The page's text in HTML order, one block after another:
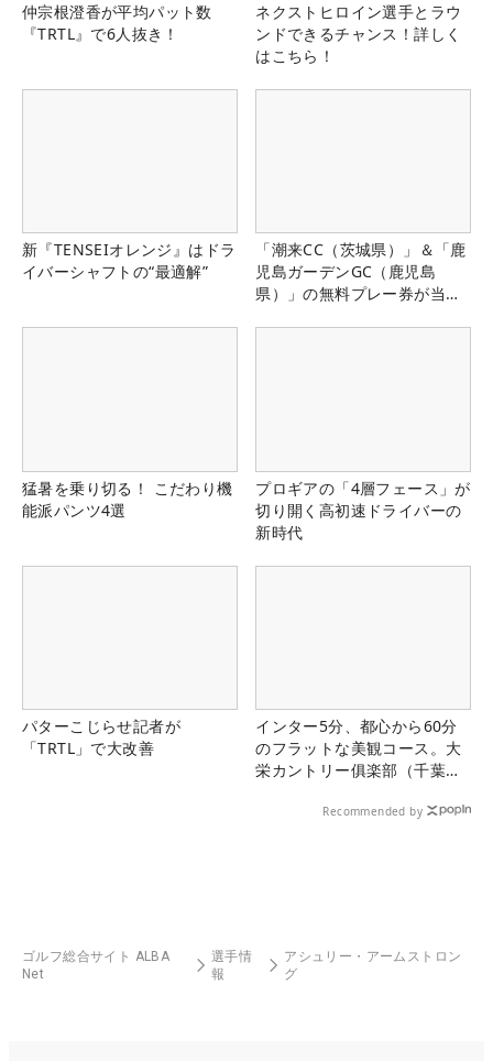
仲宗根澄香が平均パット数
『TRTL』で6人抜き！
ネクストヒロイン選手とラウ
ンドできるチャンス！詳しく
はこちら！
新『TENSEIオレンジ』はドラ
イバーシャフトの“最適解”
「潮来CC（茨城県）」＆「鹿
児島ガーデンGC（鹿児島
県）」の無料プレー券が当た
猛暑を乗り切る！ こだわり機
能派パンツ4選
プロギアの「4層フェース」が
切り開く高初速ドライバーの
新時代
パターこじらせ記者が
「TRTL」で大改善
インター5分、都心から60分
のフラットな美観コース。大
栄カントリー俱楽部（千葉
Recommended by
ゴルフ総合サイト ALBA
Net
選手情
報
アシュリー・アームストロン
グ